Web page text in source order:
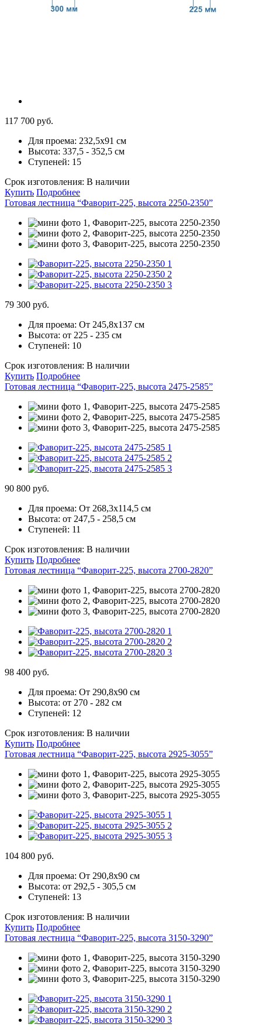
117 700 руб.
Для проема: 232,5х91 см
Высота: 337,5 - 352,5 см
Ступеней: 15
Срок изготовления: В наличии
Купить Подробнее
Готовая лестница “Фаворит-225, высота 2250-2350”
79 300 руб.
Для проема: От 245,8х137 см
Высота: от 225 - 235 см
Ступеней: 10
Срок изготовления: В наличии
Купить Подробнее
Готовая лестница “Фаворит-225, высота 2475-2585”
90 800 руб.
Для проема: От 268,3х114,5 см
Высота: от 247,5 - 258,5 см
Ступеней: 11
Срок изготовления: В наличии
Купить Подробнее
Готовая лестница “Фаворит-225, высота 2700-2820”
98 400 руб.
Для проема: От 290,8х90 см
Высота: от 270 - 282 см
Ступеней: 12
Срок изготовления: В наличии
Купить Подробнее
Готовая лестница “Фаворит-225, высота 2925-3055”
104 800 руб.
Для проема: От 290,8х90 см
Высота: от 292,5 - 305,5 см
Ступеней: 13
Срок изготовления: В наличии
Купить Подробнее
Готовая лестница “Фаворит-225, высота 3150-3290”